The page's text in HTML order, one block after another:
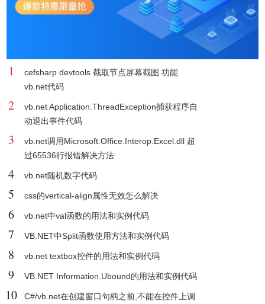
1
cefsharp devtools 截取节点屏幕截图 功能
vb.net代码
2
vb.net Application.ThreadException捕获程序自
动退出事件代码
3
vb.net调用Microsoft.Office.Interop.Excel.dll 超
过65536行报错解决方法
4 vb.net随机数字代码
5 css的vertical-align属性无效怎么解决
6 vb.net中val函数的用法和实例代码
7 VB.NET中Split函数使用方法和实例代码
8 vb.net textbox控件的用法和实例代码
9 VB.NET Information.Ubound的用法和实例代码
10
C#/vb.net在创建窗口句柄之前,不能在控件上调